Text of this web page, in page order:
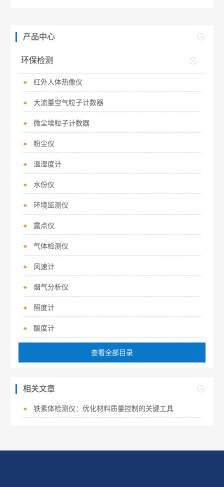
产品中心
环保检测
红外人体热像仪
大流量空气粒子计数器
微尘埃粒子计数器
粉尘仪
温湿度计
水份仪
环境监测仪
露点仪
气体检测仪
风速计
烟气分析仪
照度计
酸度计
查看全部目录
相关文章
铁素体检测仪：优化材料质量控制的关键工具